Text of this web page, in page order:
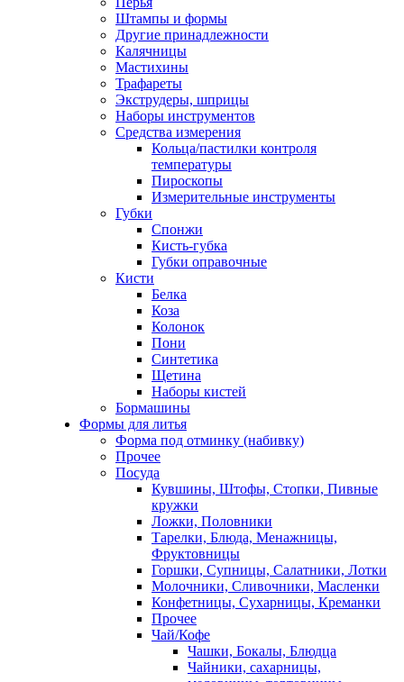
Штампы и формы
Другие принадлежности
Калячницы
Мастихины
Трафареты
Экструдеры, шприцы
Наборы инструментов
Средства измерения
Кольца/пастилки контроля
температуры
Пироскопы
Измерительные инструменты
Губки
Спонжи
Кисть-губка
Губки оправочные
Кисти
Белка
Коза
Колонок
Пони
Синтетика
Щетина
Наборы кистей
Бормашины
Формы для литья
Форма под отминку (набивку)
Прочее
Посуда
Кувшины, Штофы, Стопки, Пивные
кружки
Ложки, Половники
Тарелки, Блюда, Менажницы,
Фруктовницы
Горшки, Супницы, Салатники, Лотки
Молочники, Сливочники, Масленки
Конфетницы, Сухарницы, Креманки
Прочее
Чай/Кофе
Чашки, Бокалы, Блюдца
Чайники, сахарницы,